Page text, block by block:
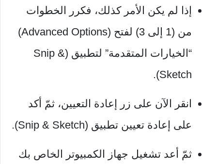
إذا لم يكن الأمر كذلك، فكرر الخطوات
من (1 إلى 3) لفتح (Advanced Options)
“الخيارات المتقدمة” لتطبيق (Snip &
Sketch).
انقر الآن على زر إعادة التعيين، ثمّ أكد
على إعادة تعيين تطبيق (Snip & Sketch).
ثمّ أعد تشغيل جهاز الكمبيوتر الخاص بك